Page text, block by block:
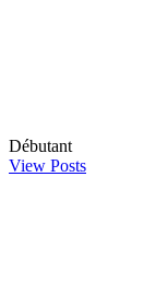
Débutant
View Posts